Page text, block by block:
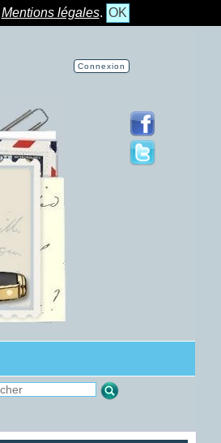
Mentions légales. OK
Connexion